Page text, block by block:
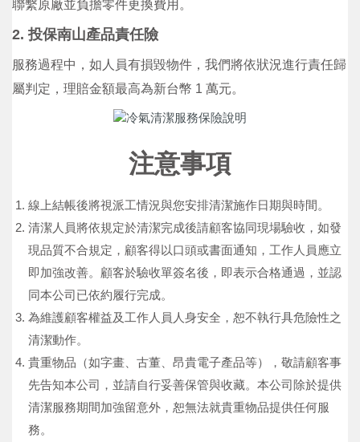
聯繫原廠並負擔零件更換費用。
2. 投保南山產品責任險
服務過程中，如人員有損毀物件，我們將依狀況進行責任歸
屬判定，理賠金額最高為新台幣 1 萬元。
注意事項
線上結帳後將視派工情況與您安排清潔施作日期與時間。
清潔人員將依規定於清潔完成後請顧客協同現場驗收，如發
現品質不合規定，顧客得以口頭或書面通知，工作人員應立
即加強改善。顧客於驗收單簽名後，即表示合格通過，並認
同本公司已依約履行完成。
為維護顧客權益及工作人員人身安全，恕不執行具危險性之
清潔動作。
貴重物品（如字畫、古董、昂貴電子產品等），敬請顧客事
先告知本公司，並請自行妥善保管與收藏。本公司除於提供
清潔服務期間加強留意外，恕無法就貴重物品提供任何服
務。